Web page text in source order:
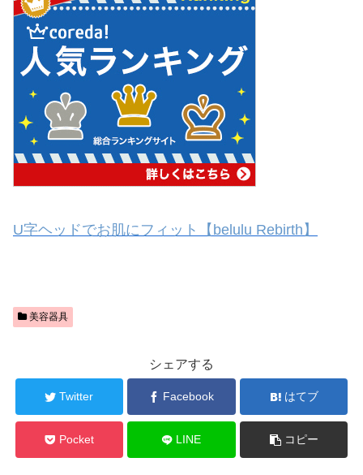
U字ヘッドでお肌にフィット【belulu Rebirth】
美容器具
シェアする
Twitter Facebook はてブ
Pocket LINE コピー